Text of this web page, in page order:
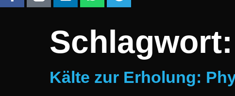
Schlagwort:
Kälte zur Erholung: